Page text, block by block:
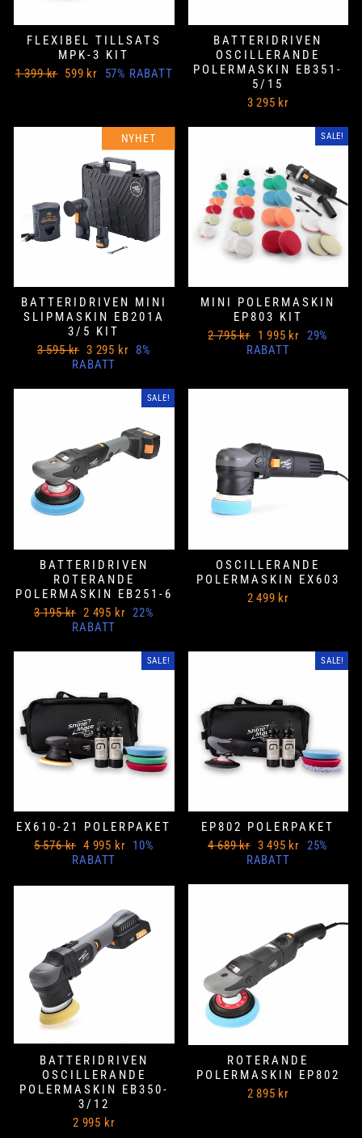
FLEXIBEL TILLSATS
MPK-3 KIT
Ord
1 399 kr Nedsatt
599 kr 57% RABATT
BATTERIDRIVEN
OSCILLERANDE
POLERMASKIN EB351-
5/15
3 295 kr
SALE!
NYHET
BATTERIDRIVEN MINI
SLIPMASKIN EB201A
3/5 KIT
Ord
3 595 kr Nedsatt
pris
3 295 kr 8%
RABATT
SALE!
MINI POLERMASKIN
EP803 KIT
Ord
2 795 kr Nedsatt
pris
1 995 kr 29%
RABATT
SALE!
BATTERIDRIVEN
ROTERANDE
POLERMASKIN EB251-6
Ord
3 195 kr Nedsatt
pris
2 495 kr 22%
RABATT
OSCILLERANDE
POLERMASKIN EX603
2 499 kr
SALE!
EX610-21 POLERPAKET
Ord
5 576 kr Nedsatt
pris
4 995 kr 10%
RABATT
SALE!
EP802 POLERPAKET
Ord
4 689 kr Nedsatt
pris
3 495 kr 25%
RABATT
BATTERIDRIVEN
OSCILLERANDE
POLERMASKIN EB350-
3/12
2 995 kr
ROTERANDE
POLERMASKIN EP802
2 895 kr